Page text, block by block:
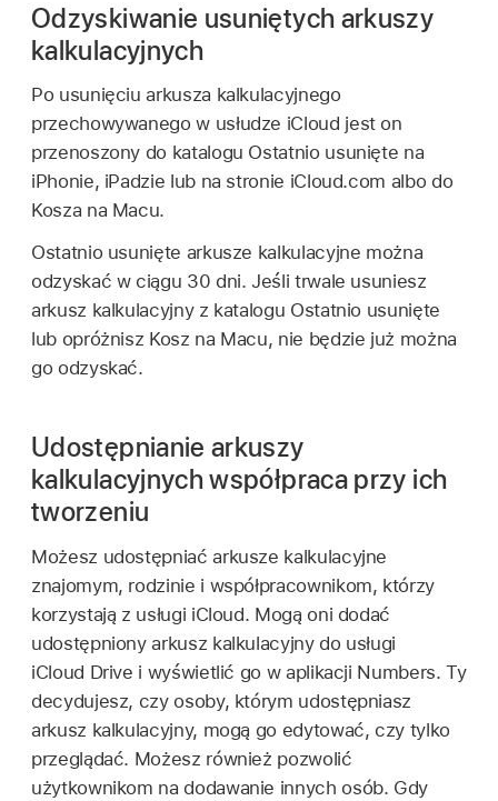
Odzyskiwanie usuniętych arkuszy
kalkulacyjnych
Po usunięciu arkusza kalkulacyjnego
przechowywanego w usłudze iCloud jest on
przenoszony do katalogu Ostatnio usunięte na
iPhonie, iPadzie lub na stronie iCloud.com albo do
Kosza na Macu.
Ostatnio usunięte arkusze kalkulacyjne można
odzyskać w ciągu 30 dni. Jeśli trwale usuniesz
arkusz kalkulacyjny z katalogu Ostatnio usunięte
lub opróżnisz Kosz na Macu, nie będzie już można
go odzyskać.
Udostępnianie arkuszy
kalkulacyjnych współpraca przy ich
tworzeniu
Możesz udostępniać arkusze kalkulacyjne
znajomym, rodzinie i współpracownikom, którzy
korzystają z usługi iCloud. Mogą oni dodać
udostępniony arkusz kalkulacyjny do usługi
iCloud Drive i wyświetlić go w aplikacji Numbers. Ty
decydujesz, czy osoby, którym udostępniasz
arkusz kalkulacyjny, mogą go edytować, czy tylko
przeglądać. Możesz również pozwolić
użytkownikom na dodawanie innych osób. Gdy